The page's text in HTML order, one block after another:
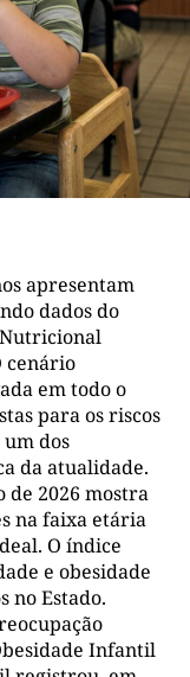
apresentam
dados do
cenário
em todo o
para os riscos
dos
da atualidade.
de 2026 mostra
na faixa etária
O índice
e obesidade
no Estado.
Infantil